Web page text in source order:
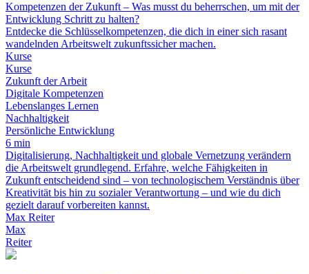
Kompetenzen der Zukunft – Was musst du beherrschen, um mit der
Entwicklung Schritt zu halten?
Entdecke die Schlüsselkompetenzen, die dich in einer sich rasant
wandelnden Arbeitswelt zukunftssicher machen.
Kurse
Kurse
Zukunft der Arbeit
Digitale Kompetenzen
Lebenslanges Lernen
Nachhaltigkeit
Persönliche Entwicklung
6 min
Digitalisierung, Nachhaltigkeit und globale Vernetzung verändern
die Arbeitswelt grundlegend. Erfahre, welche Fähigkeiten in
Zukunft entscheidend sind – von technologischem Verständnis über
Kreativität bis hin zu sozialer Verantwortung – und wie du dich
gezielt darauf vorbereiten kannst.
Max Reiter
Max
Reiter